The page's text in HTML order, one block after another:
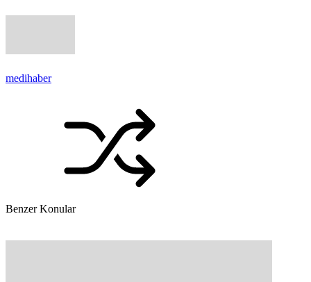
medihaber
Benzer Konular